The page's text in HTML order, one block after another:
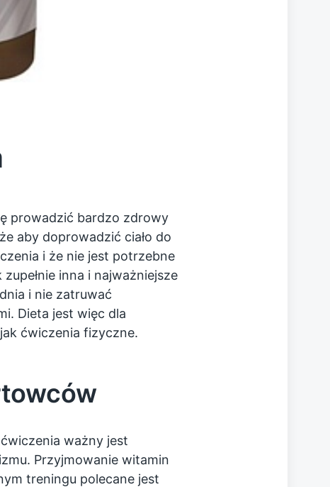
prowadzić bardzo zdrowy
aby doprowadzić ciało do
i że nie jest potrzebne
inna i najważniejsze
i nie zatruwać
Dieta jest więc dla
ćwiczenia fizyczne.
ważny jest
Przyjmowanie witamin
treningu polecane jest